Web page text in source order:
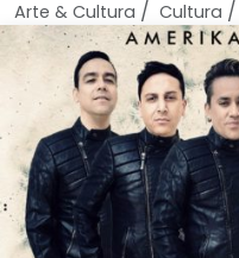
Arte & Cultura / Cultura /